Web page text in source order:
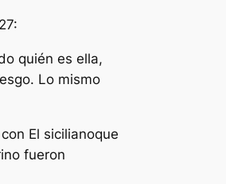
quién es ella,
Lo mismo
El sicilianoque
fueron